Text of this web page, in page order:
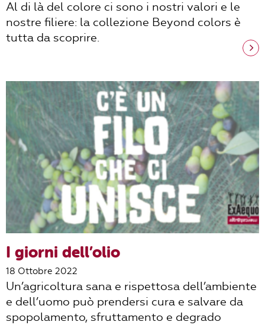
Al di là del colore ci sono i nostri valori e le
nostre filiere: la collezione Beyond colors è
tutta da scoprire.
I giorni dell’olio
18 Ottobre 2022
Un’agricoltura sana e rispettosa dell’ambiente
e dell’uomo può prendersi cura e salvare da
spopolamento, sfruttamento e degrado